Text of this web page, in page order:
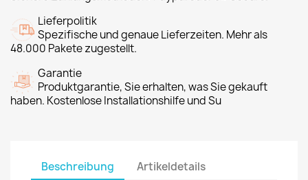
Lieferpolitik
Spezifische und genaue Lieferzeiten. Mehr als
48.000 Pakete zugestellt.
Garantie
Produktgarantie, Sie erhalten, was Sie gekauft
haben. Kostenlose Installationshilfe und Su
Beschreibung Artikeldetails